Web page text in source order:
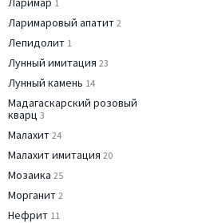
1
Ларимаровый апатит 2
Лепидолит 1
Лунный имитация 23
Лунный камень 14
Мадагаскарский розовый
кварц 3
Малахит 24
Малахит имитация 20
Мозаика 25
Морганит 2
Нефрит 11